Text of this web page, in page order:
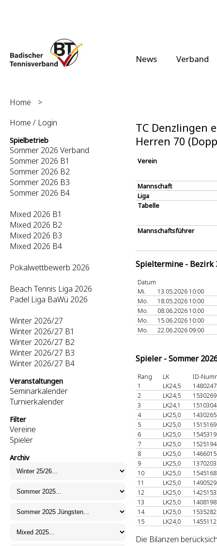
News Verband
Home
>
Home / Login
Spielbetrieb
Sommer 2026 Verband
Sommer 2026 B1
Sommer 2026 B2
Sommer 2026 B3
Sommer 2026 B4
Mixed 2026 B1
Mixed 2026 B2
Mixed 2026 B3
Mixed 2026 B4
Pokalwettbewerb 2026
Beach Tennis Liga 2026
Padel Liga BaWü 2026
Winter 2026/27
Winter 2026/27 B1
Winter 2026/27 B2
Winter 2026/27 B3
Winter 2026/27 B4
Veranstaltungen
Seminarkalender
Turnierkalender
Filter
Vereine
Spieler
Archiv
TC Denzlingen
Herren 70
Verein
Mannschaft
Liga
Tabelle
Mannschaftsführer
Spieltermine - Bezirk
Datum
Mi.
13.05.2026 10:00
Mo.
18.05.2026 10:00
Mo.
08.06.2026 10:00
Mo.
15.06.2026 10:00
Mo.
22.06.2026 09:00
Spieler - Sommer
Rang LK
ID-
1
LK24,5
2
LK24,5
3
LK24,1
4
LK25,0
5
LK25,0
6
LK25,0
7
LK25,0
8
LK25,0
9
LK25,0
10
LK25,0
11
LK25,0
12
LK25,0
13
LK25,0
14
LK25,0
15
LK24,0
Die Bilanzen